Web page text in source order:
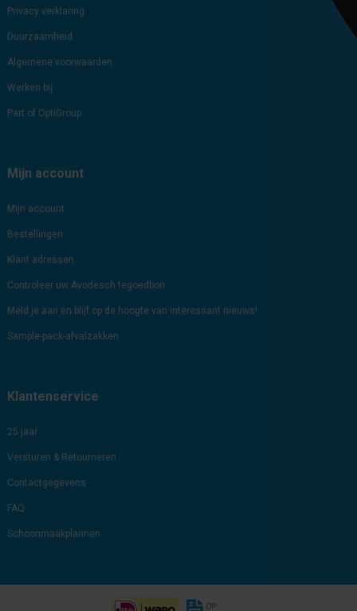
Privacy verklaring
Duurzaamheid
Algemene voorwaarden
Werken bij
Part of OptiGroup
Mijn account
Mijn account
Bestellingen
Klant adressen
Controleer uw Avodesch tegoedbon
Meld je aan en blijf op de hoogte van interessant nieuws!
Sample-pack-afvalzakken
Klantenservice
25 jaar
Versturen & Retourneren
Contactgegevens
FAQ
Schoonmaakplannen